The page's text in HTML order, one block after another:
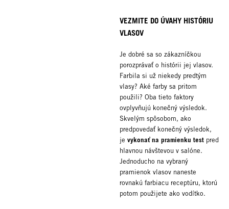
VEZMITE DO ÚVAHY HISTÓRIU
VLASOV
Je dobré sa so zákazníčkou
porozprávať o histórii jej vlasov.
Farbila si už niekedy predtým
vlasy? Aké farby sa pritom
použili? Oba tieto faktory
ovplyvňujú konečný výsledok.
Skvelým spôsobom, ako
predpovedať konečný výsledok,
je vykonať na pramienku test pred
hlavnou návštevou v salóne.
Jednoducho na vybraný
pramienok vlasov naneste
rovnakú farbiacu receptúru, ktorú
potom použijete ako vodítko.